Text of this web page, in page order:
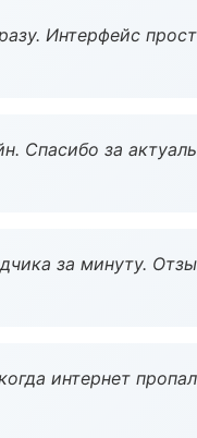
Интерфейс
Спасибо за
за минуту.
интернет